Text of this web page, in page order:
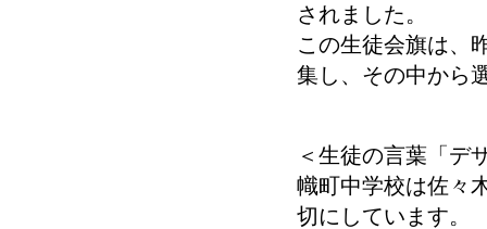
されました。
この生徒会旗は、
集し、その中から
＜生徒の言葉「デ
幟町中学校は佐々
切にしています。